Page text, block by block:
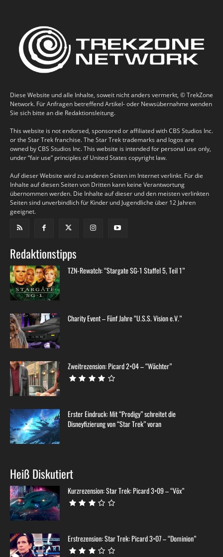
Diese Website und alle Inhalte, soweit nicht anders vermerkt, © TrekZone
Network. Für Anfragen betreffend Artikel- oder Newsübernahme wenden
Sie sich bitte an die Redaktionsleitung.
This website is not endorsed, sponsored or affiliated with CBS Studios Inc.
or the Star Trek franchise. The Star Trek trademarks and logos are
owned by CBS Studios Inc. This website is intended for personal use only,
under “fair use” principles of United States copyright law.
Auf dieser Website wird zu anderen Seiten im Internet verlinkt. Für die
Inhalte auf diesen Seiten von Dritten kann keine Verantwortung
übernommen werden. Die Inhalte auf dieser und den meisten verlinkten
Seiten sind unverbindlich für Kinder und Jugendliche über 12 Jahren
geeignet.
Redaktionstipps
TZN-Rewatch: “Stargate SG-1 Staffel 5, Teil 1”
Charity Event – Fünf Jahre “U.S.S. Vision e.V.”
Zweitrezension: Picard 2×04 – “Wächter”
Erster Eindruck: Mit “Prodigy” schreitet die
Disneyfizierung von “Star Trek” voran
Heiß Diskutiert
Kurzrezension: Star Trek: Picard 3×09 – “Võx”
Erstrezension: Star Trek: Picard 3×07 – “Dominion”